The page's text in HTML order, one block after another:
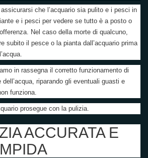
che l’acquario sia pulito e i pesci in
e i pesci per vedere se tutto è a posto o
Nel caso della morte di qualcuno,
subito il pesce o la pianta dall’acquario prima
in rassegna il corretto funzionamento di
dell’acqua, riparando gli eventuali guasti e
funziona.
prosegue con la pulizia.
ACCURATA E